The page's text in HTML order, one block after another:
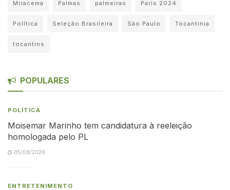
Miracema Palmas palmeiras Paris 2024
Política Seleção Brasileira São Paulo Tocantinia
tocantins
POPULARES
POLÍTICA
Moisemar Marinho tem candidatura à reeleição
homologada pelo PL
05/08/2026
ENTRETENIMENTO